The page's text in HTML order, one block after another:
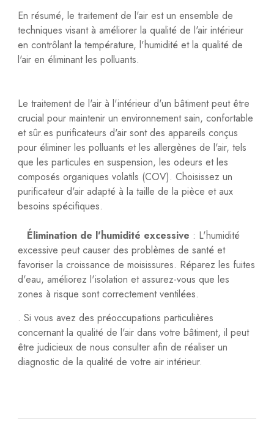
En résumé, le traitement de l'air est un ensemble de
techniques visant à améliorer la qualité de l'air intérieur
en contrôlant la température, l'humidité et la qualité de
l'air en éliminant les polluants.
Le traitement de l'air à l'intérieur d'un bâtiment peut être
crucial pour maintenir un environnement sain, confortable
et sûr.es purificateurs d'air sont des appareils conçus
pour éliminer les polluants et les allergènes de l'air, tels
que les particules en suspension, les odeurs et les
composés organiques volatils (COV). Choisissez un
purificateur d'air adapté à la taille de la pièce et aux
besoins spécifiques.
Élimination de l'humidité excessive : L'humidité
excessive peut causer des problèmes de santé et
favoriser la croissance de moisissures. Réparez les fuites
d'eau, améliorez l'isolation et assurez-vous que les
zones à risque sont correctement ventilées.
. Si vous avez des préoccupations particulières
concernant la qualité de l'air dans votre bâtiment, il peut
être judicieux de nous consulter afin de réaliser un
diagnostic de la qualité de votre air intérieur.